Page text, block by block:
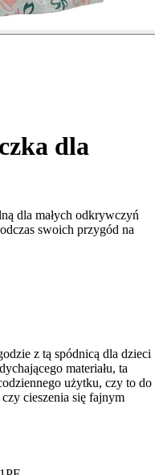
dla
dla małych odkrywczyń
swoich przygód na
z tą spódnicą dla dzieci
materiału, ta
użytku, czy to do
cieszenia się fajnym